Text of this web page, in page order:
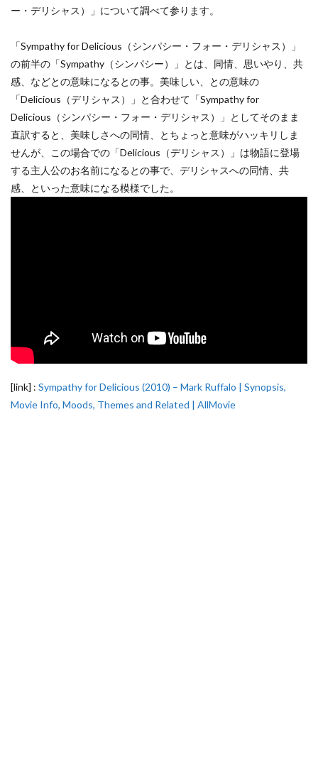
ー・デリシャス）」について調べて参ります。
「Sympathy for Delicious（シンパシー・フォー・デリシャス）」
の前半の「Sympathy（シンパシー）」とは、同情、思いやり、共
感、などとの意味になるとの事。美味しい、との意味の
「Delicious（デリシャス）」と合わせて「Sympathy for
Delicious（シンパシー・フォー・デリシャス）」としてそのまま
直訳すると、美味しさへの同情、とちょっと意味がハッキリしま
せんが、この場合での「Delicious（デリシャス）」は物語に登場
する主人公のお名前になるとの事で、デリシャスへの同情、共
感、といった意味になる模様でした。
[link] : Sympathy for Delicious (2010) – Mark Ruffalo | Synopsis,
Movie Info, Moods, Themes and Related | AllMovie